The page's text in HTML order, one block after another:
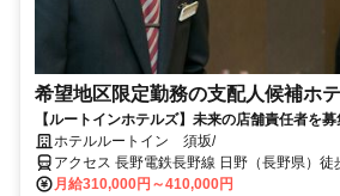
希望地区限定勤務の支配人候補ホ
【ルートインホテルズ】未来の店舗責任者を
での1次選考実施中！】
ホテルルートイン 須坂/
アクセス 長野電鉄長野線 日野（長野県）
線 村山（長野県）徒歩約31分、長野電鉄長
月給310,000円～410,000円